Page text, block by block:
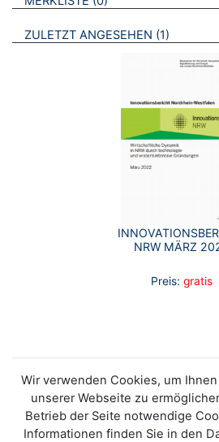
ZULETZT ANGESEHEN 1
NRW MÄRZ
Preis: gratis
Wir verwenden Cookies, um
unserer Webseite zu
Betrieb der Seite notwendige
Informationen finden Sie in den